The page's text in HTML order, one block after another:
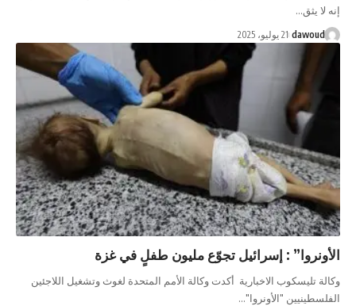
21 يوليو، 2025
: إسرائيل تجوّع مليون طفلٍ في غزة
الاخبارية أكدت وكالة الأمم المتحدة لغوث وتشغيل اللاجئين
"الأونروا"…